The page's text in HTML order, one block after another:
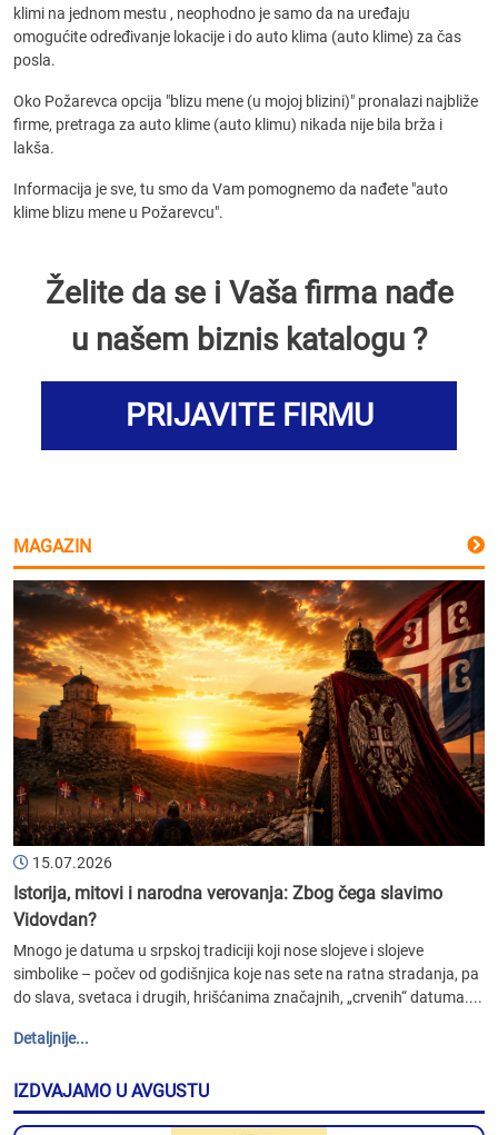
klimi na jednom mestu , neophodno je samo da na uređaju
omogućite određivanje lokacije i do auto klima (auto klime) za čas
posla.
Oko Požarevca opcija "blizu mene (u mojoj blizini)" pronalazi najbliže
firme, pretraga za auto klime (auto klimu) nikada nije bila brža i
lakša.
Informacija je sve, tu smo da Vam pomognemo da nađete "auto
klime blizu mene u Požarevcu".
Želite da se i Vaša firma nađe
u našem biznis katalogu ?
PRIJAVITE FIRMU
MAGAZIN
15.07.2026
Istorija, mitovi i narodna verovanja: Zbog čega slavimo
Vidovdan?
Mnogo je datuma u srpskoj tradiciji koji nose slojeve i slojeve
simbolike – počev od godišnjica koje nas sete na ratna stradanja, pa
do slava, svetaca i drugih, hrišćanima značajnih, „crvenih“ datuma....
Detaljnije...
IZDVAJAMO U AVGUSTU